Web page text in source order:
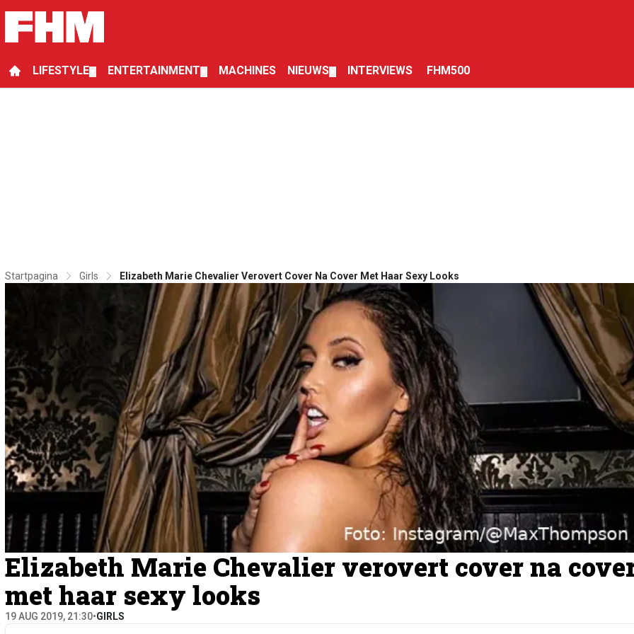
LIFESTYLE ENTERTAINMENT MACHINES NIEUWS INTERVIEWS FHM500
Startpagina Girls Elizabeth Marie Chevalier Verovert Cover Na Cover Met Haar Sexy Looks
Elizabeth Marie Chevalier verovert cover na
met haar sexy looks
19 AUG 2019, 21:30•GIRLS